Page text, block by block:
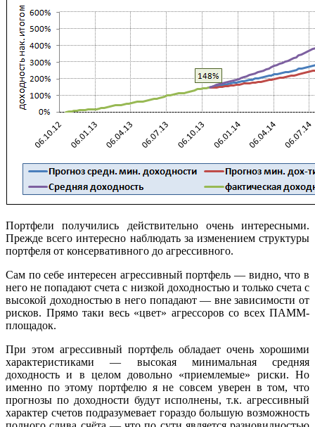
Портфели получились действительно очень интересными.
Прежде всего интересно наблюдать за изменением структуры
портфеля от консервативного до агрессивного.
Сам по себе интересен агрессивный портфель — видно, что в
него не попадают счета с низкой доходностью и только счета с
высокой доходностью в него попадают — вне зависимости от
рисков. Прямо таки весь «цвет» агрессоров со всех ПАММ-
площадок.
При этом агрессивный портфель обладает очень хорошими
характеристиками — высокая минимальная средняя
доходность и в целом довольно «приемлемые» риски. Но
именно по этому портфелю я не совсем уверен в том, что
прогнозы по доходности будут исполнены, т.к. агрессивный
характер счетов подразумевает гораздо большую возможность